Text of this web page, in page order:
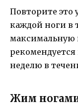
Повторите это
каждой ноги в
максимальную
рекомендуется
неделю в
Жим